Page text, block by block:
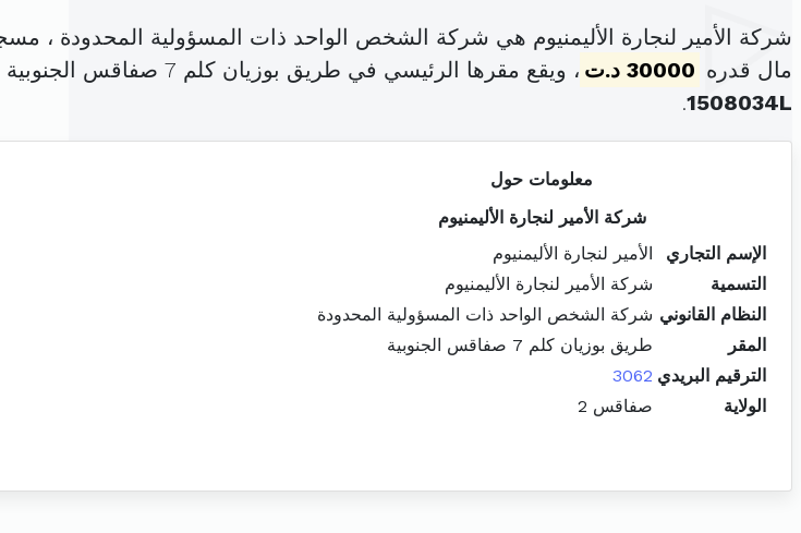
شركة الأمير لنجارة الأليمنيوم هي شركة الشخص الواحد ذات المسؤولية المحدودة ،
مال قدره 30000 د.ت ، ويقع مقرها الرئيسي في طريق بوزيان كلم 7 صفاقس الجنوبية (
1508034L
.
معلومات حول
شركة الأمير لنجارة الأليمنيوم
الإسم التجاري
الأمير لنجارة الأليمنيوم
التسمية
شركة الأمير لنجارة الأليمنيوم
النظام القانوني شركة الشخص الواحد ذات المسؤولية المحدودة
المقر
طريق بوزيان كلم 7 صفاقس الجنوبية
الترقيم البريدي 3062
الولاية
صفاقس 2